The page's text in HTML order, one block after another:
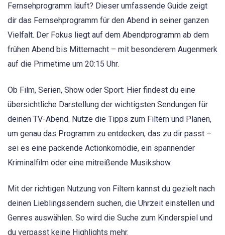
Fernsehprogramm läuft? Dieser umfassende Guide zeigt
dir das Fernsehprogramm für den Abend in seiner ganzen
Vielfalt. Der Fokus liegt auf dem Abendprogramm ab dem
frühen Abend bis Mitternacht – mit besonderem Augenmerk
auf die Primetime um 20:15 Uhr.
Ob Film, Serien, Show oder Sport: Hier findest du eine
übersichtliche Darstellung der wichtigsten Sendungen für
deinen TV-Abend. Nutze die Tipps zum Filtern und Planen,
um genau das Programm zu entdecken, das zu dir passt –
sei es eine packende Actionkomödie, ein spannender
Kriminalfilm oder eine mitreißende Musikshow.
Mit der richtigen Nutzung von Filtern kannst du gezielt nach
deinen Lieblingssendern suchen, die Uhrzeit einstellen und
Genres auswählen. So wird die Suche zum Kinderspiel und
du verpasst keine Highlights mehr.